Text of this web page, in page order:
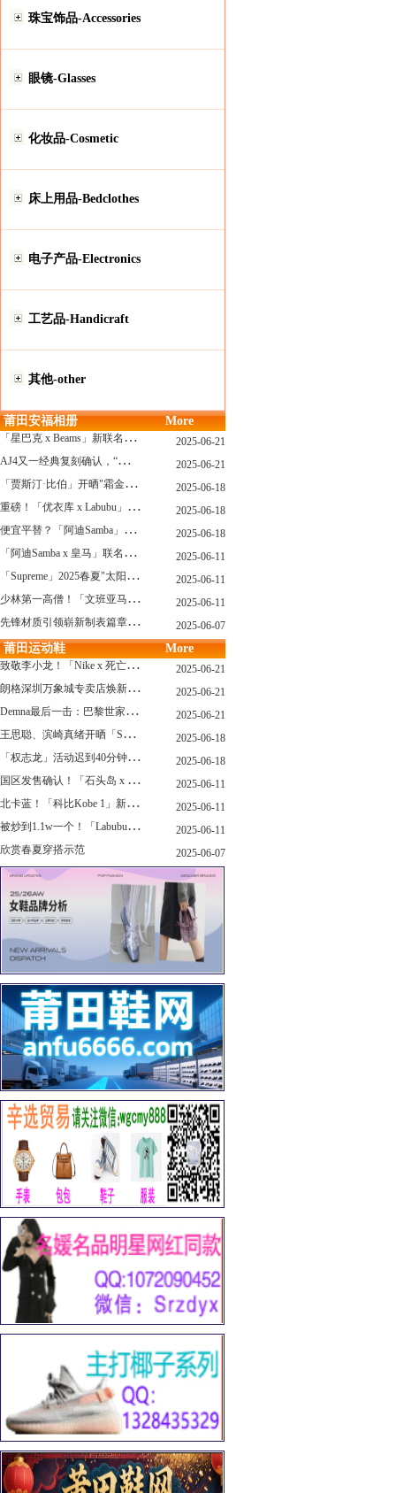
珠宝饰品-Accessories
眼镜-Glasses
化妆品-Cosmetic
床上用品-Bedclothes
电子产品-Electronics
工艺品-Handicraft
其他-other
莆田安福相册 More
「
星巴克 x Beams」新联名系列曝光，定档发售！ 2025-06-21
A
J4又一经典复刻确认，“黑猫”配色发售日公布了！ 2025-06-21
「
贾斯汀·比伯」开晒"霜金爱彼AP"皇家橡树，破产？不可能的... 2025-06-18
重
磅！「优衣库 x Labubu」联名2.0计划曝光，单品清单泄露！ 2025-06-18
便
宜平替？「阿迪Samba」特别款"珍珠蕾丝"曝光，确认发售！ 2025-06-18
「
阿迪Samba x 皇马」联名确认发售，附发售链接... 2025-06-11
「
Supreme」2025春夏"太阳镜"系列曝光，附发售指南！ 2025-06-11
少
林第一高僧！「文班亚马」剃光头，去河南少林寺修行了... 2025-06-11
先
锋材质引领崭新制表篇章 TAG Heuer泰格豪雅推出采用新型钛金属打造的摩纳哥系列双秒追针计时码表，全新定义先锋材质 2025-06-07
莆田运动鞋 More
致
敬李小龙！「Nike x 死亡游戏」特殊配色曝光，确认发售！ 2025-06-21
朗
格深圳万象城专卖店焕新开幕 萨克森制表艺术耀启华南新章 2025-06-21
D
emna最后一击：巴黎世家玩上PUMA了 2025-06-21
王
思聪、滨崎真绪开晒「Switch 2」，一台溢价1000+...！ 2025-06-18
「
权志龙」活动迟到40分钟，反手捐了8.8亿韩元... 2025-06-18
国
区发售确认！「石头岛 x New Balance」新联名曝光，定档了！ 2025-06-11
北
卡蓝！「科比Kobe 1」新配色要发售了... 2025-06-11
被
炒到1.1w一个！「Labubu x sacai」三方特殊联名曝光...
2025-06-11
欣赏春夏穿搭示范
2025-06-07